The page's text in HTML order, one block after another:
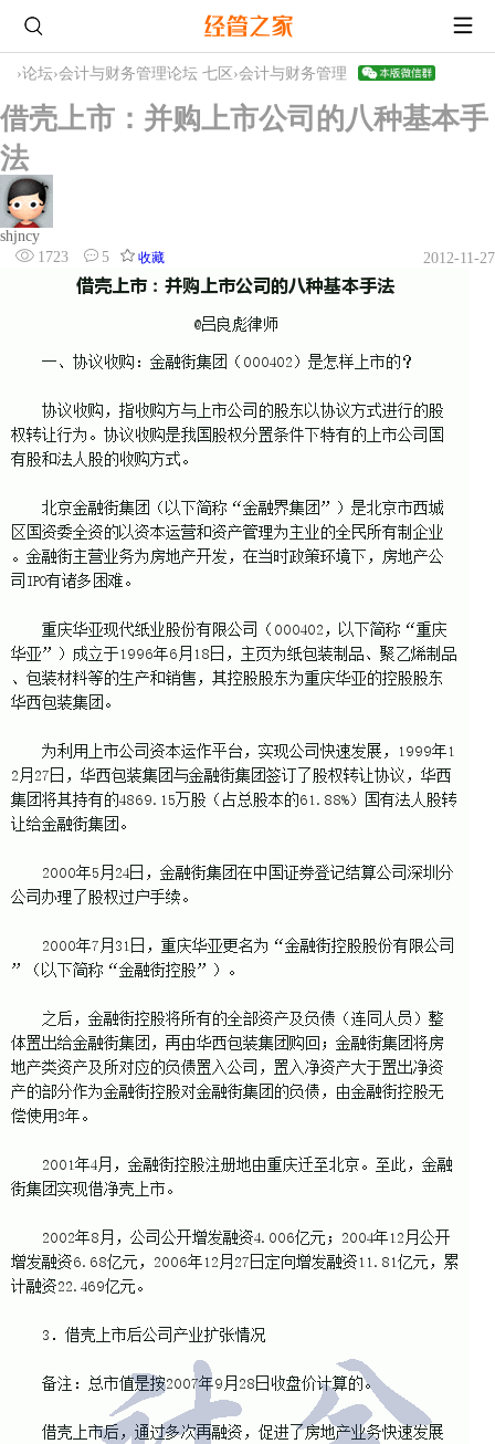
›论坛›会计与财务管理论坛 七区 ›会计与财务管理
借壳上市：并购上市公司的八种基本手
法
shjncy
1723
5 收藏 2012-11-27